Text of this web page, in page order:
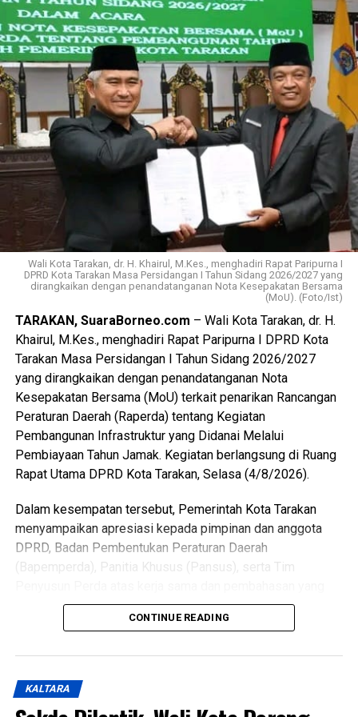
semakin baik.
Selain itu, Wali Kota mengajak masyarakat untuk turut
berpartisipasi dalam kegiatan jalan sehat yang akan digelar
pada 30 Agustus 2026 dalam rangka memperingati HUT
ke-81 Kemerdekaan Republik Indonesia. Kegiatan tersebut
mengusung konsep komunitas dengan kategori pelajar dan
umum, serta menyediakan berbagai hadiah menarik,
termasuk doorprize utama satu unit sepeda motor, televisi,
kulkas, dan ratusan hadiah hiburan. Ia berharap masyarakat,
khususnya warga Tarakan, dapat bersama-sama
memeriahkan kegiatan tersebut sebagai momentum
memperkuat semangat persatuan, kebersamaan, dan cinta
Tanah Air. (Adv/Mandu)
Views: 6
Bagikan ke
WhatsApp 0 Facebook 0
Messenger 0 Twitter/X 0
Wali Kota Tarakan, dr. H. Khairul, M.Kes., menghadiri Rapat Paripurna I
DPRD Kota Tarakan Masa Persidangan I Tahun Sidang 2026/2027 yang
dirangkaikan dengan penandatanganan Nota Kesepakatan Bersama
(MoU). (Foto/Ist)
TARAKAN, SuaraBorneo.com – Wali Kota Tarakan, dr. H.
Khairul, M.Kes., menghadiri Rapat Paripurna I DPRD Kota
Tarakan Masa Persidangan I Tahun Sidang 2026/2027
yang dirangkaikan dengan penandatanganan Nota
Kesepakatan Bersama (MoU) terkait penarikan Rancangan
Peraturan Daerah (Raperda) tentang Kegiatan
Pembangunan Infrastruktur yang Didanai Melalui
Pembiayaan Tahun Jamak. Kegiatan berlangsung di Ruang
Rapat Utama DPRD Kota Tarakan, Selasa (4/8/2026).
Dalam kesempatan tersebut, Pemerintah Kota Tarakan
menyampaikan apresiasi kepada pimpinan dan anggota
DPRD, Badan Pembentukan Peraturan Daerah
(Bapemperda), Panitia Khusus (Pansus), serta Tim
telah dilakukan terhadap raperda tersebut.
raperda didasarkan pada hasil konsultasi dengan
Kementerian Dalam Negeri yang mengacu pada ketentuan
terbaru dalam Permendagri Nomor 14 Tahun 2025.
CONTINUE READING
KALTARA